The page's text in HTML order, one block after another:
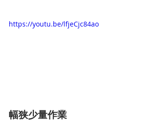
https://youtu.be/lfjeCjc84ao
幅狭少量作業